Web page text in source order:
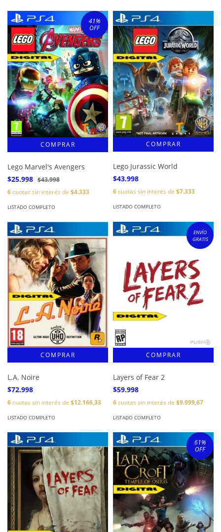
41%
OFF
Lego Marvel's Avengers
$25.998 $43.998
6cuotas sin interés de $4.333
LISTADO COMPLETO
Lego Jurassic World
$43.998
6cuotas sin interés de $7.333
LISTADO COMPLETO
L.A. Noire
$72.998
6cuotas sin interés de $12.166,33
LISTADO COMPLETO
ENVÍO
GRATIS
Layers of Fear 2
$59.998
6cuotas sin interés de $9.999,67
LISTADO COMPLETO
61%
OFF